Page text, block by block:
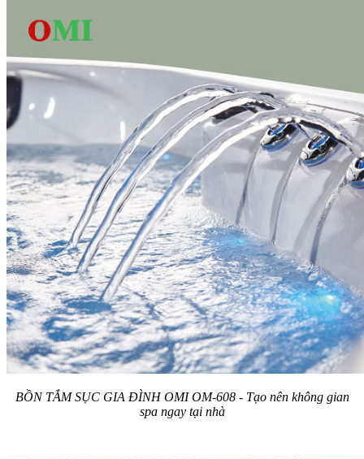
BỒN TẮM SỤC GIA ĐÌNH OMI OM-608 - Tạo nên không gian
spa ngay tại nhà